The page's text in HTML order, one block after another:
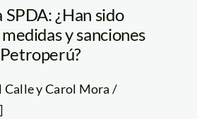
SPDA: ¿Han sido
y sanciones
Calle y Carol Mora /